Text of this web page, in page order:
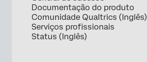
Documentação do produto
Comunidade Qualtrics (Inglês)
Serviços profissionais
Status (Inglês)